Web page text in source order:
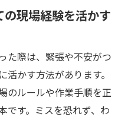
現場経験を活かす
た際は、緊張や不安がつ
かす方法があります。
のルールや作業手順を正
です。ミスを恐れず、わ